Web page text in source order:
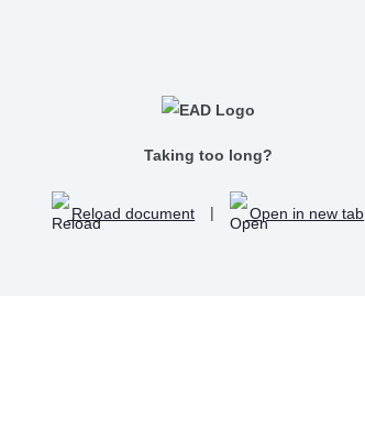
Taking too long?
Reload document | Open in new tab